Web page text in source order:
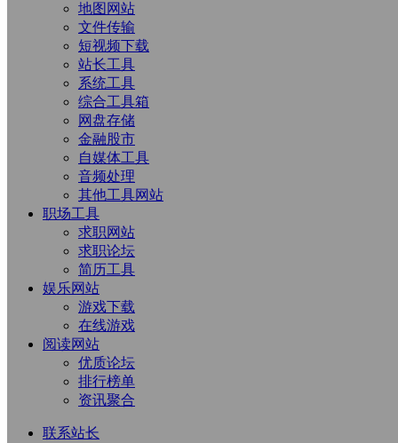
地图网站
文件传输
短视频下载
站长工具
系统工具
综合工具箱
网盘存储
金融股市
自媒体工具
音频处理
其他工具网站
职场工具
求职网站
求职论坛
简历工具
娱乐网站
游戏下载
在线游戏
阅读网站
优质论坛
排行榜单
资讯聚合
联系站长